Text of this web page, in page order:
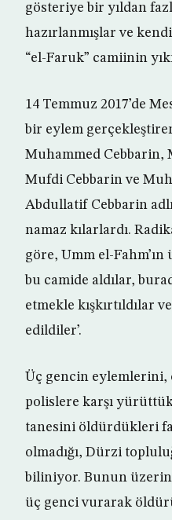
gösteriye bir yıldan
hazırlanmışlar ve
“el-Faruk” camiinin
14 Temmuz 2017’de
bir eylem
Muhammed Cebbarin,
Mufdi Cebbarin ve
Abdullatif Cebbarin
namaz kılarlardı.
göre, Umm el-
bu camide aldılar,
etmekle kışkırtıldılar
edildiler’.
Üç gencin
polislere karşı
tanesini öldürdükleri
olmadığı, Dürzi
biliniyor. Bunun
üç genci vurarak